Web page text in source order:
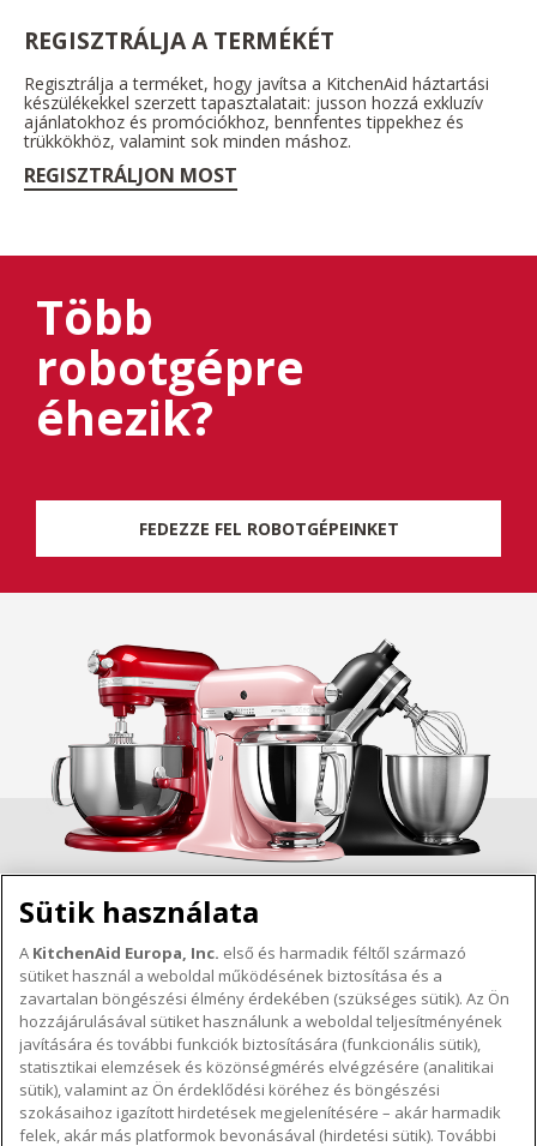
REGISZTRÁLJA A TERMÉKÉT
Regisztrálja a terméket, hogy javítsa a KitchenAid háztartási
készülékekkel szerzett tapasztalatait: jusson hozzá exkluzív
ajánlatokhoz és promóciókhoz, bennfentes tippekhez és
trükkökhöz, valamint sok minden máshoz.
REGISZTRÁLJON MOST
Több
robotgépre
éhezik?
FEDEZZE FEL ROBOTGÉPEINKET
A KITCHENAID MÁRKÁRÓL
A márka lényege
A márka története
ODR
TÁMOGATÁS
Hol lehet megvenni
Garancia és dokumentumok
KÖVESSEN BENNÜNKET
Sütik használata
A KitchenAid Europa, Inc. első és harmadik féltől származó
sütiket használ a weboldal működésének biztosítása és a
zavartalan böngészési élmény érdekében (szükséges sütik). Az Ön
hozzájárulásával sütiket használunk a weboldal teljesítményének
javítására és további funkciók biztosítására (funkcionális sütik),
statisztikai elemzések és közönségmérés elvégzésére (analitikai
sütik), valamint az Ön érdeklődési köréhez és böngészési
szokásaihoz igazított hirdetések megjelenítésére – akár harmadik
felek, akár más platformok bevonásával (hirdetési sütik). További